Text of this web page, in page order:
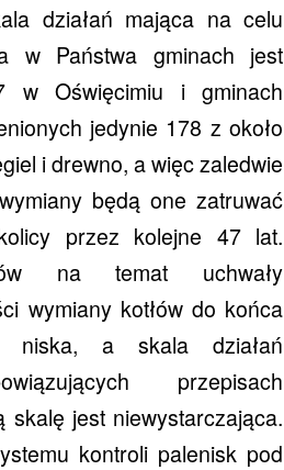
działań mająca na celu
w Państwa gminach jest
w Oświęcimiu i gminach
jedynie 178 z około
i drewno, a więc zaledwie
będą one zatruwać
przez kolejne 47 lat.
na temat uchwały
wymiany kotłów do końca
a skala działań
przepisach
jest niewystarczająca.
kontroli palenisk pod